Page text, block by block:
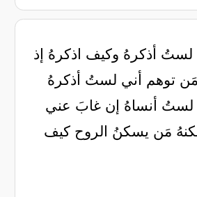
لستُ أذكرهُ وكيف اذكرهُ إذ
توهم أني لستُ أذكرهُ
لستُ أنساهُ إن غابَ عني
مَن يسكنُ الروح كيف